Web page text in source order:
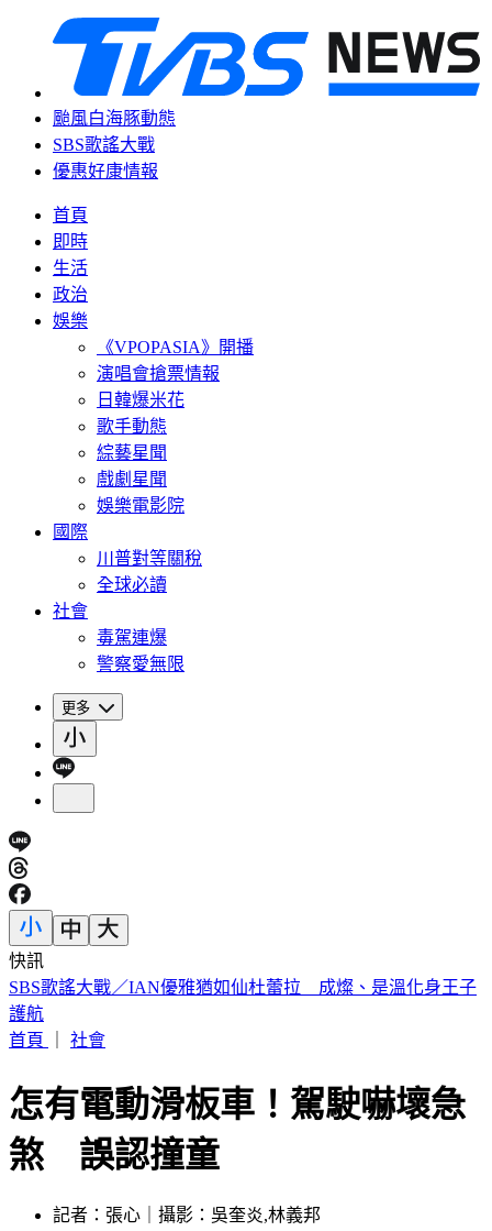
颱風白海豚動態
SBS歌謠大戰
優惠好康情報
首頁
即時
生活
政治
娛樂
《VPOPASIA》開播
演唱會搶票情報
日韓爆米花
歌手動態
綜藝星聞
戲劇星聞
娛樂電影院
國際
川普對等關稅
全球必讀
社會
毒駕連爆
警察愛無限
更多
快訊
白海豚颱風沒登陸為何風雨狂灌北台？吳聖宇揭是關鍵
首頁
怎有電動滑板車！駕駛嚇壞急
煞 誤認撞童
發佈時間：2020.10.28 21:02